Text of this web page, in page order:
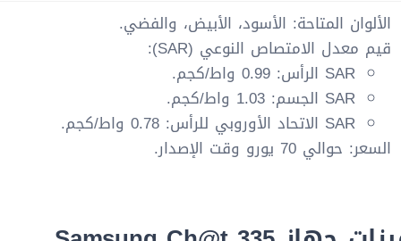
الألوان المتاحة: الأسود، الأبيض، والفضي.
قيم معدل الامتصاص النوعي (SAR):
SAR الرأس: 0.99 واط/كجم.
SAR الجسم: 1.03 واط/كجم.
SAR الاتحاد الأوروبي للرأس: 0.78 واط/كجم.
السعر: حوالي 70 يورو وقت الإصدار.